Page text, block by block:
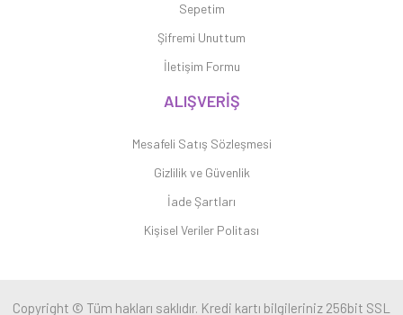
Sepetim
Şifremi Unuttum
İletişim Formu
ALIŞVERİŞ
Mesafeli Satış Sözleşmesi
Gizlilik ve Güvenlik
İade Şartları
Kişisel Veriler Politası
Copyright © Tüm hakları saklıdır. Kredi kartı bilgileriniz 256bit SSL